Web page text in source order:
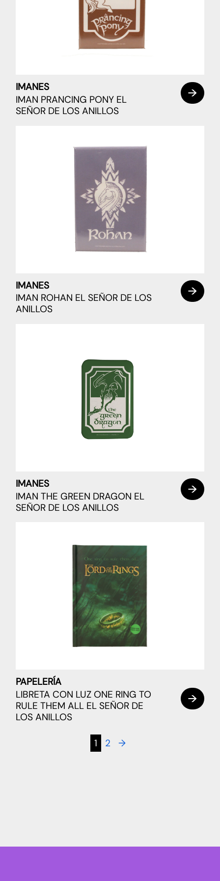
IMANES
IMAN PRANCING PONY EL
SEÑOR DE LOS ANILLOS
IMANES
IMAN ROHAN EL SEÑOR DE LOS
ANILLOS
IMANES
IMAN THE GREEN DRAGON EL
SEÑOR DE LOS ANILLOS
PAPELERÍA
LIBRETA CON LUZ ONE RING TO
RULE THEM ALL EL SEÑOR DE
LOS ANILLOS
1 2 →